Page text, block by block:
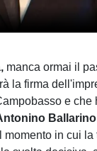
manca ormai il
la firma
e che
Ballarino
in cui la